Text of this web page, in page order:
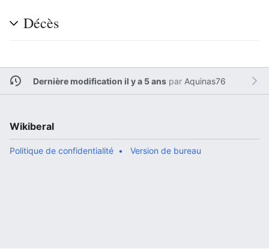
Décès
Dernière modification il y a 5 anspar Aquinas76
Wikiberal
Politique de confidentialité Version de bureau